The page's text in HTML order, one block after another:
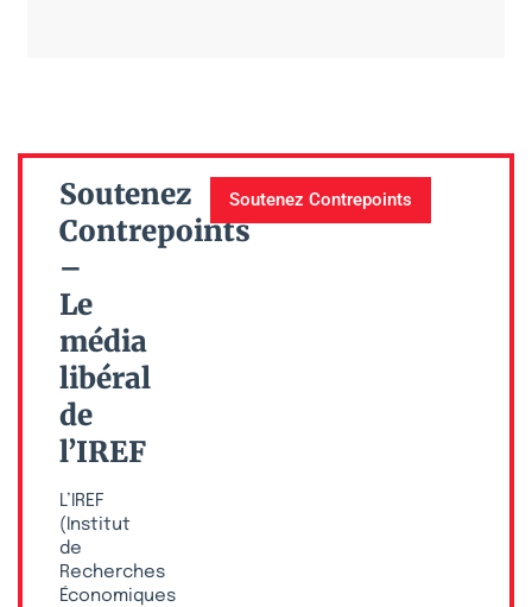
Soutenez
Contrepoints
–
Le
média
libéral
de
l’IREF
L’IREF
(Institut
de
Recherches
Économiques
Soutenez Contrepoints